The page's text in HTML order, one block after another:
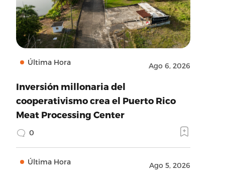
Última Hora Ago 6, 2026
Inversión millonaria del
cooperativismo crea el Puerto Rico
Meat Processing Center
0
Última Hora Ago 5, 2026